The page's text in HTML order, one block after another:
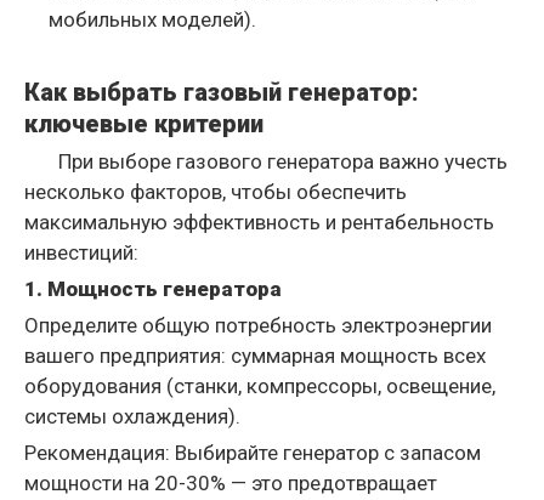
мобильных моделей).
Как выбрать газовый генератор:
ключевые критерии
При выборе газового генератора важно учесть
несколько факторов, чтобы обеспечить
максимальную эффективность и рентабельность
инвестиций:
1. Мощность генератора
Определите общую потребность электроэнергии
вашего предприятия: суммарная мощность всех
оборудования (станки, компрессоры, освещение,
системы охлаждения).
Рекомендация: Выбирайте генератор с запасом
мощности на 20-30% — это предотвращает